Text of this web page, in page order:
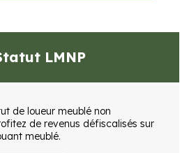
LMNP
de loueur meublé non
de revenus défiscalisés sur
meublé.